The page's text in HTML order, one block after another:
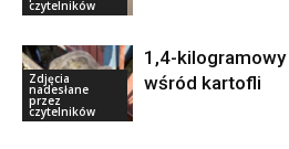
czytelników
Zdjęcia
nadesłane
przez
czytelników
1,4-
wśród kartofli